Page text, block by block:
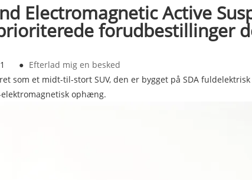
Electromagnetic Active
forudbestillinger
● Efterlad mig en besked
som et midt-til-stort SUV, den er bygget på SDA
ophæng.